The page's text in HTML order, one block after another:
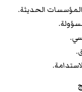
الحديثة.